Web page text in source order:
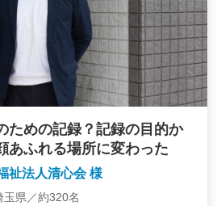
ための記録？記録の目的か
あふれる場所に変わった
祉法人清心会 様
玉県／約320名